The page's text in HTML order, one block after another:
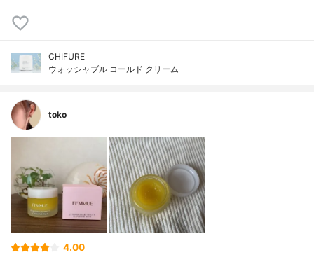
CHIFURE
ウォッシャブル コールド クリーム
toko
4.00